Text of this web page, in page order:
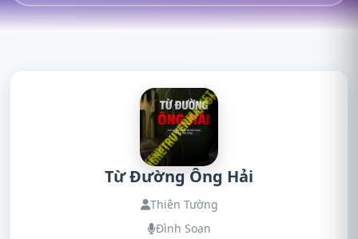
Từ Đường Ông Hải
Thiên Tường
Đình Soạn